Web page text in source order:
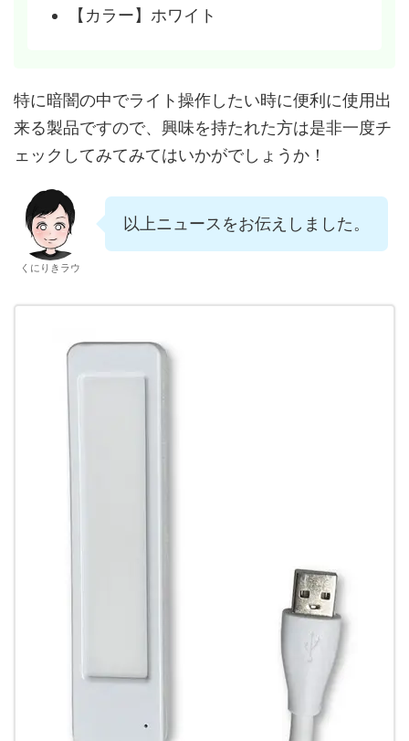
【カラー】ホワイト
特に暗闇の中でライト操作したい時に便利に使用出
来る製品ですので、興味を持たれた方は是非一度チ
ェックしてみてみてはいかがでしょうか！
くにりきラウ
以上ニュースをお伝えしました。